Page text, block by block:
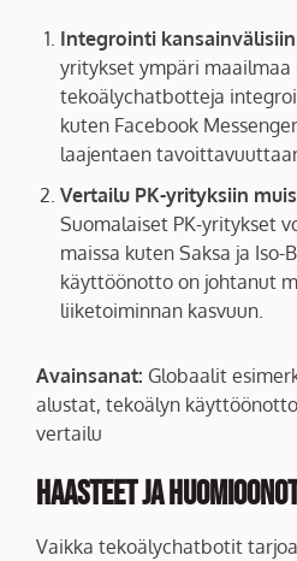
Integrointi
yritykset ympäri
tekoälychatbotteja
kuten Facebook
laajentaen
Vertailu PK-yrityksiin
Suomalaiset PK-yritykset
maissa kuten Saksa ja
käyttöönotto on johtanut
liiketoiminnan kasvuun.
Avainsanat: Globaalit
alustat, tekoälyn
vertailu
Haasteet ja
Vaikka tekoälychatbotit